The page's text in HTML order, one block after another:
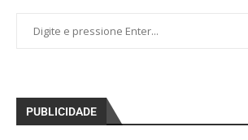
PUBLICIDADE